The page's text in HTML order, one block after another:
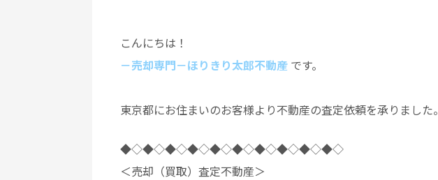
こんにちは！
－売却専門－ほりきり太郎不動産 です。
東京都にお住まいのお客様より不動産の査定依頼を承りました。
◆◇◆◇◆◇◆◇◆◇◆◇◆◇◆◇◆◇◆◇
＜売却（買取）査定不動産＞